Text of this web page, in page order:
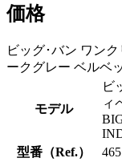
価格
ビッグ･バン ワン
ークグレー ベルベ
モデル
ビ
ィ
型番（Ref.）